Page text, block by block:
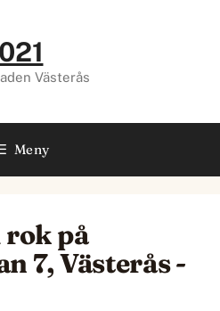
021
Västerås
Meny
på
7, Västerås -